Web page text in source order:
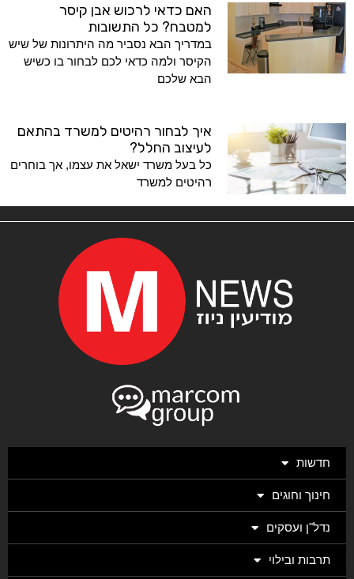
האם כדאי לרכוש אבן קיסר
למטבח? כל התשובות
במדריך הבא נסביר מה היתרונות של שיש
הקיסר ולמה כדאי לכם לבחור בו כשיש
הבא שלכם
איך לבחור רהיטים למשרד בהתאם
לעיצוב החלל?
כל בעל משרד ישאל את עצמו, אך בוחרים
רהיטים למשרד
חדשות
חינוך וחוגים
נדל"ן ועסקים
תרבות ובילוי